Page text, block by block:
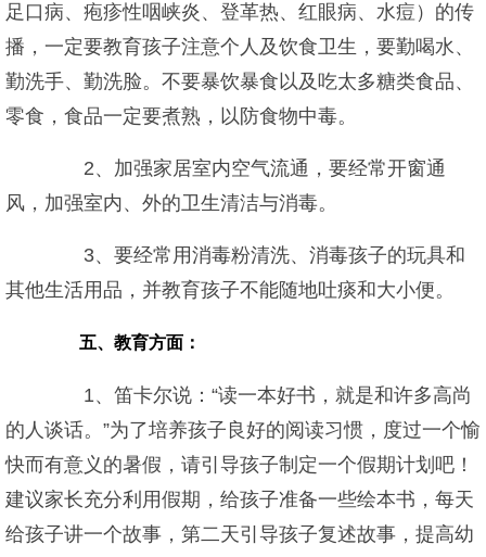
足口病、疱疹性咽峡炎、登革热、红眼病、水痘）的传
播，一定要教育孩子注意个人及饮食卫生，要勤喝水、
勤洗手、勤洗脸。不要暴饮暴食以及吃太多糖类食品、
零食，食品一定要煮熟，以防食物中毒。
2、加强家居室内空气流通，要经常开窗通
风，加强室内、外的卫生清洁与消毒。
3、要经常用消毒粉清洗、消毒孩子的玩具和
其他生活用品，并教育孩子不能随地吐痰和大小便。
五、教育方面：
1、笛卡尔说：“读一本好书，就是和许多高尚
的人谈话。”为了培养孩子良好的阅读习惯，度过一个愉
快而有意义的暑假，请引导孩子制定一个假期计划吧！
建议家长充分利用假期，给孩子准备一些绘本书，每天
给孩子讲一个故事，第二天引导孩子复述故事，提高幼